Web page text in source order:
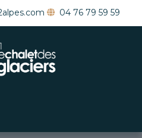
04 76 79 59 59